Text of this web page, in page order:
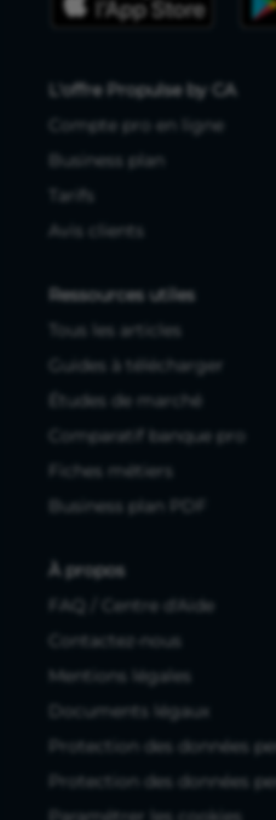
L'offre Propulse by CA
Compte pro en ligne
Business plan
Tarifs
Avis clients
Ressources utiles
Tous les articles
Guides à télécharger
Études de marché
Comparatif banque pro
Fiches métiers
Business plan PDF
À propos
FAQ / Centre d'Aide
Contactez-nous
Mentions légales
Documents légaux
Protection des données
Protection des données